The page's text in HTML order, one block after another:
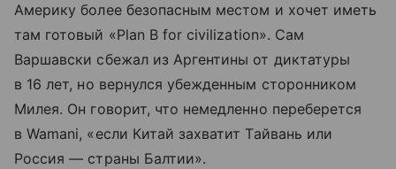
Америку более безопасным местом и хочет иметь
там готовый «Plan B for civilization». Сам
Варшавски сбежал из Аргентины от диктатуры
в 16 лет, но вернулся убежденным сторонником
Милея. Он говорит, что немедленно переберется
в Wamani, «если Китай захватит Тайвань или
Россия — страны Балтии».